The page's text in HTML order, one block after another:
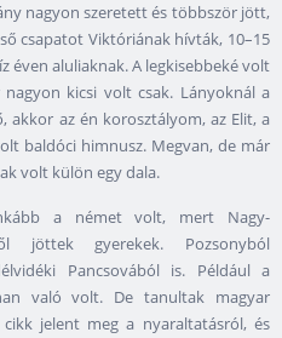
nagyon szeretett és többször jött,
csapatot Viktóriának hívták, 10–15
éven aluliaknak. A legkisebbeké volt
kicsi volt csak. Lányoknál a
akkor az én korosztályom, az Elit, a
baldóci himnusz. Megvan, de már
volt külön egy dala.
a német volt, mert Nagy-
jöttek gyerekek. Pozsonyból
Pancsovából is. Például a
való volt. De tanultak magyar
jelent meg a nyaraltatásról, és